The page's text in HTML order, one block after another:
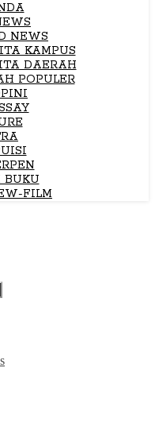
NEWS
KAMPUS
DAERAH
POPULER
BUKU
FILM